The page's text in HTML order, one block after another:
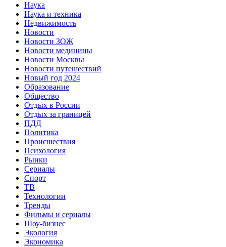
Наука
Наука и техника
Недвижимость
Новости
Новости ЗОЖ
Новости медицины
Новости Москвы
Новости путешествий
Новый год 2024
Образование
Общество
Отдых в России
Отдых за границей
ПДД
Политика
Происшествия
Психология
Рынки
Сериалы
Спорт
ТВ
Технологии
Тренды
Фильмы и сериалы
Шоу-бизнес
Экология
Экономика